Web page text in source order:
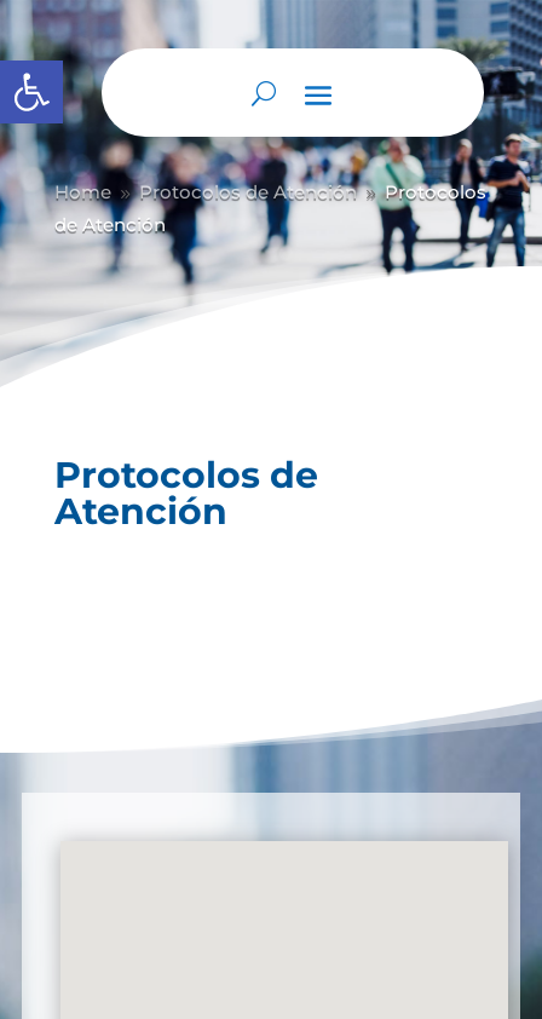
Abrir barra de herramientas
Home 9 Protocolos de Atención 9 Protocolos
de Atención
Protocolos de
Atención